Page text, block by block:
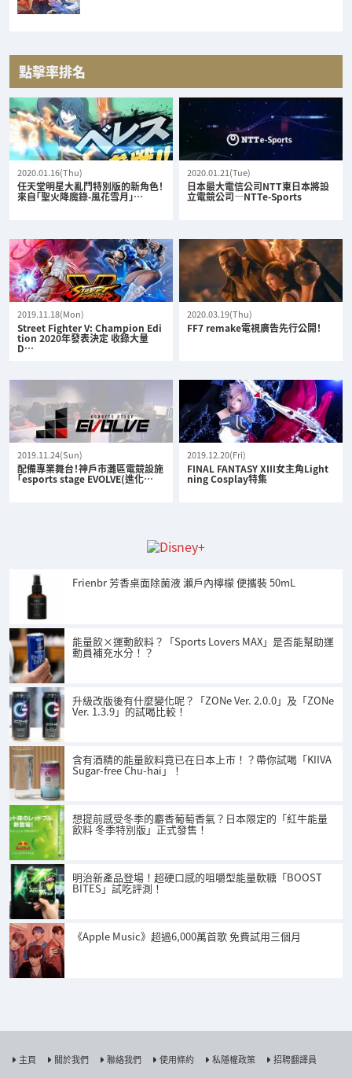
點擊率排名
2020.01.16(Thu)
任天堂明星大亂鬥特別版的新角色！
來自「聖火降魔錄-風花雪月」…
2020.01.21(Tue)
日本最大電信公司NTT東日本將設
立電競公司—NTTe-Sports
2019.11.18(Mon)
Street Fighter V: Champion Edi
tion 2020年發表決定 收錄大量
D…
2020.03.19(Thu)
FF7 remake電視廣告先行公開！
2019.11.24(Sun)
配備專業舞台！神戶市灘區電競設施
「esports stage EVOLVE(進化…
2019.12.20(Fri)
FINAL FANTASY XIII女主角Light
ning Cosplay特集
Frienbr 芳香桌面除菌液 瀨戶內檸檬 便攜裝 50mL
能量飲×運動飲料？「Sports Lovers MAX」是否能幫助運
動員補充水分！？
升級改版後有什麼變化呢？「ZONe Ver. 2.0.0」及「ZONe
Ver. 1.3.9」的試喝比較！
含有酒精的能量飲料竟已在日本上市！？帶你試喝「KIIVA
Sugar-free Chu-hai」！
想提前感受冬季的麝香葡萄香氣？日本限定的「紅牛能量
飲料 冬季特別版」正式發售！
明治新產品登場！超硬口感的咀嚼型能量軟糖「BOOST
BITES」試吃評測！
《Apple Music》超過6,000萬首歌 免費試用三個月
主頁 關於我們 聯絡我們 使用條約 私隱權政策 招聘翻譯員